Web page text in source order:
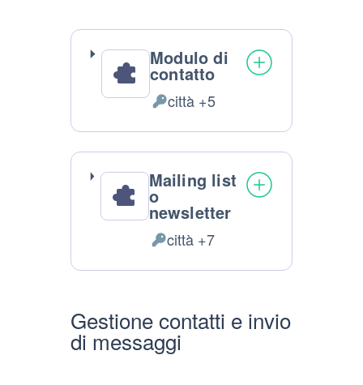
Modulo di
contatto
Dati
Personali
trattati:
città +5
Mailing list
o
newsletter
Dati
Personali
città +7
Gestione contatti e invio
di messaggi